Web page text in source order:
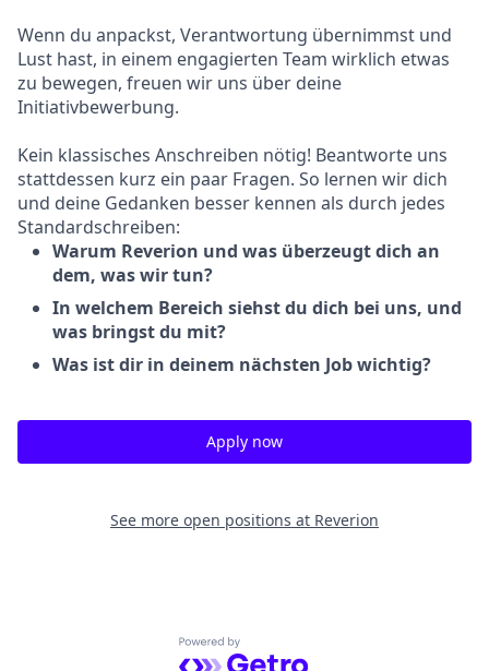
Wenn du anpackst, Verantwortung übernimmst und
Lust hast, in einem engagierten Team wirklich etwas
zu bewegen, freuen wir uns über deine
Initiativbewerbung.
Kein klassisches Anschreiben nötig! Beantworte uns
stattdessen kurz ein paar Fragen. So lernen wir dich
und deine Gedanken besser kennen als durch jedes
Standardschreiben:
Warum Reverion und was überzeugt dich an
dem, was wir tun?
In welchem Bereich siehst du dich bei uns, und
was bringst du mit?
Was ist dir in deinem nächsten Job wichtig?
Apply now
See more open positions at Reverion
Powered by Getro.com